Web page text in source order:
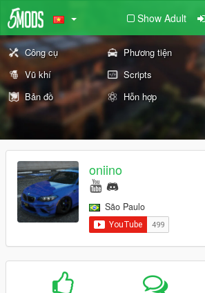
Show Adult
Công cụ Phương tiện
Vũ khí
Scripts
Bản đồ
Hỗn hợp
oniino
São Paulo